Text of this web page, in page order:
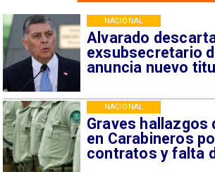
Alvarado
exsubsecretario
anuncia nuevo
NACIONAL
Graves hallazgos
en Carabineros
contratos y falta
NACIONAL